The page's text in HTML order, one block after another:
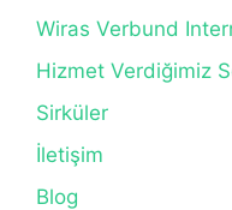
Wiras Verbund
Hizmet Verdiğimiz
Sirküler
İletişim
Blog